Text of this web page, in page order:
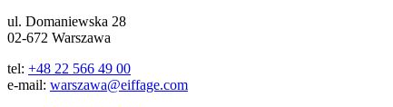
ul. Domaniewska 28
02-672 Warszawa
tel: +48 22 566 49 00
e-mail: warszawa@eiffage.com